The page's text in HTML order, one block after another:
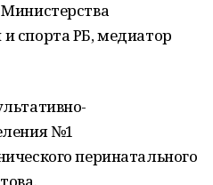
спорта РБ, медиатор
№1
перинатального